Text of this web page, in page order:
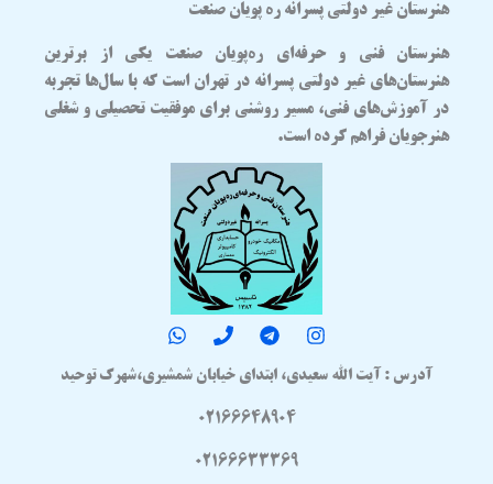
هنرستان غیر دولتی پسرانه ره پویان صنعت
هنرستان فنی و حرفه‌ای ره‌پویان صنعت یکی از برترین
هنرستان‌های غیر دولتی پسرانه در تهران است که با سال‌ها تجربه
در آموزش‌های فنی، مسیر روشنی برای موفقیت تحصیلی و شغلی
هنرجویان فراهم کرده است.
آدرس : آیت الله سعیدی، ابتدای خیابان شمشیری،شهرک توحید
02166648904
02166633369